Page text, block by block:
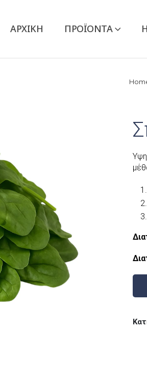
ΑΡΧΙΚΉ ΠΡΟΪΌΝΤΑ